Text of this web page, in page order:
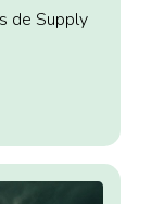
de Supply